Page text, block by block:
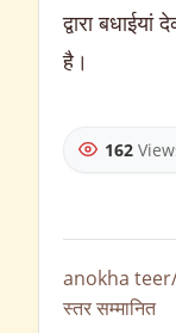
द्वारा
है।
162
anokha
स्तर सम्मानित